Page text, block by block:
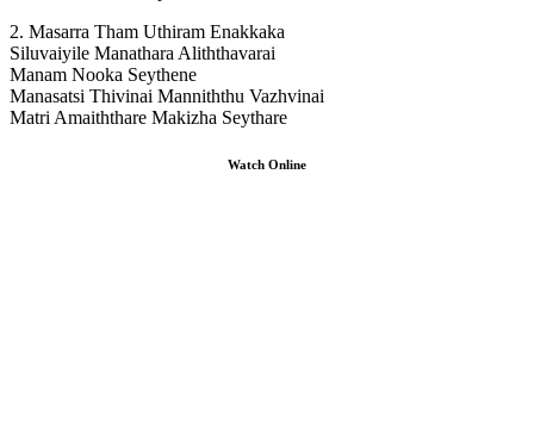
2. Masarra Tham Uthiram Enakkaka
Siluvaiyile Manathara Aliththavarai
Manam Nooka Seythene
Manasatsi Thivinai Manniththu Vazhvinai
Matri Amaiththare Makizha Seythare
Watch Online